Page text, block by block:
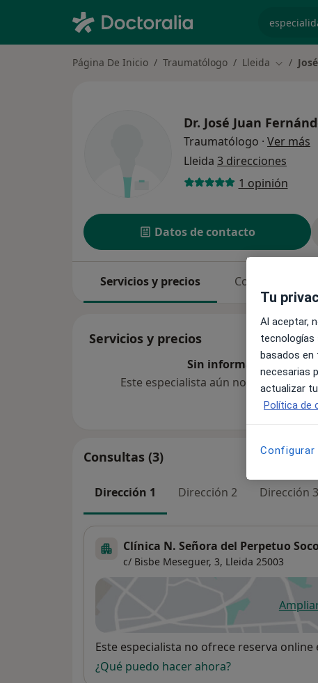
Página De Inicio Traumatólogo Lleida Cambiar
Dr. José Juan
Traumatólogo · Ver más
Lleida 3 direcciones
1 opinión
Datos de contacto
Servicios y precios Consultas
Servicios y precios
Sin información sobre
Este especialista aún no ha añadido
Consultas (3)
Dirección 1 Dirección 2 Dirección 3
Clínica N. Señora del Perpetuo
c/ Bisbe Meseguer, 3, Lleida 25003
se
Disponibilidad
Este especialista no ofrece reserva online
¿Qué puedo hacer ahora?
Tu
Al aceptar,
tecnologías
basados en
necesarias
actualizar
Política de
Configurar